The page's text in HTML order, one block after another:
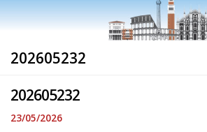
202605232
202605232
23/05/2026